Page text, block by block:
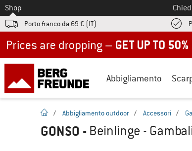
Allo
Shop
Porto franco da 69 € (IT)
Abbigliamento
pagina iniziale
/ Abbigliamento outdoor / Accessori /
GONSO - Beinlinge -